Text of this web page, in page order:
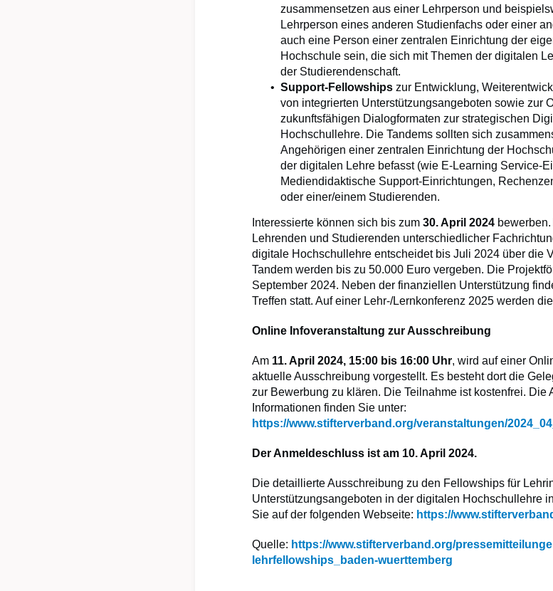
zusammensetzen aus einer Lehrperson und
Lehrperson eines anderen Studienfachs oder einer
auch eine Person einer zentralen Einrichtung der
Hochschule sein, die sich mit Themen der digitalen
der Studierendenschaft.
Support-Fellowships zur Entwicklung,
von integrierten Unterstützungsangeboten sowie zur
zukunftsfähigen Dialogformaten zur strategischen
Hochschullehre. Die Tandems sollten sich
Angehörigen einer zentralen Einrichtung der
der digitalen Lehre befasst (wie E-Learning Service-
Mediendidaktische Support-Einrichtungen,
oder einer/einem Studierenden.
Interessierte können sich bis zum 30. April 2024
Lehrenden und Studierenden unterschiedlicher
digitale Hochschullehre entscheidet bis Juli 2024 über die
Tandem werden bis zu 50.000 Euro vergeben. Die
September 2024. Neben der finanziellen Unterstützung
Treffen statt. Auf einer Lehr-/Lernkonferenz 2025 werden
Online Infoveranstaltung zur Ausschreibung
Am 11. April 2024, 15:00 bis 16:00 Uhr, wird auf einer
aktuelle Ausschreibung vorgestellt. Es besteht dort die
zur Bewerbung zu klären. Die Teilnahme ist kostenfrei. Die
Informationen finden Sie unter:
https://www.stifterverband.org/veranstaltungen/
Der Anmeldeschluss ist am 10. April 2024.
Die detaillierte Ausschreibung zu den Fellowships für
Unterstützungsangeboten in der digitalen Hochschullehre
Sie auf der folgenden Webseite: https://
Quelle: https://www.stifterverband.org/
lehrfellowships_baden-wuerttemberg